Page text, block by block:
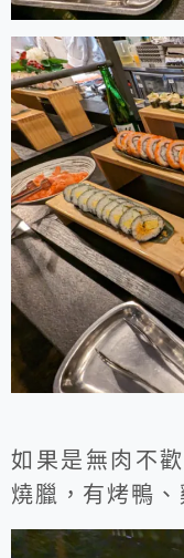
如果是無肉不
燒臘，有烤鴨、